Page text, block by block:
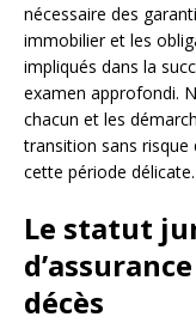
nécessaire des
immobilier et les
impliqués dans la
examen approfondi.
chacun et les
transition sans
cette période délicate.
Le statut
décès